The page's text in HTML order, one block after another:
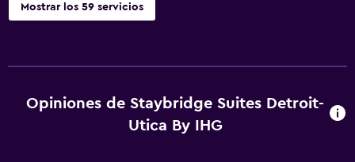
Mostrar los 59 servicios
Salas de conferencia
Cajero automático/banco
Opiniones de Staybridge Suites Detroit-
Utica By IHG